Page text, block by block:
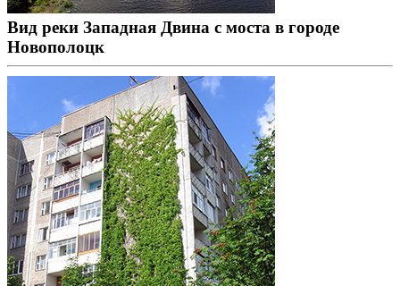
Вид реки Западная Двина с моста в городе
Новополоцк